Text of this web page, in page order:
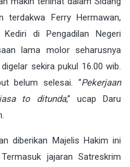
terdakwa Ferry Hermawan,
di Pengadilan Negeri
lama molor seharusnya
sekira pukul 16.00 wib.
belum selesai. “Pekerjaan
to ditunda,” ucap Daru
diberikan Majelis Hakim ini
jajaran Satreskrim